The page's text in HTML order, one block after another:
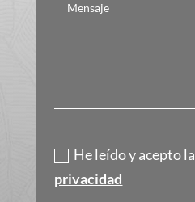
He leído y acepto la
privacidad